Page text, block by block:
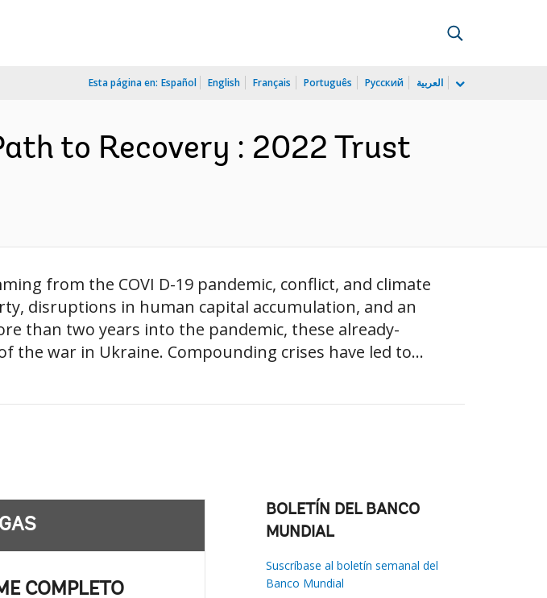
Esta página en: Español English Français Português Русский العربية
to Recovery : 2022 Trust
from the COVI D-19 pandemic, conflict, and climate
disruptions in human capital accumulation, and an
than two years into the pandemic, these already-
the war in Ukraine. Compounding crises have led to...
COMPLETO
BOLETÍN DEL BANCO
MUNDIAL
Suscríbase al boletín semanal del
Banco Mundial